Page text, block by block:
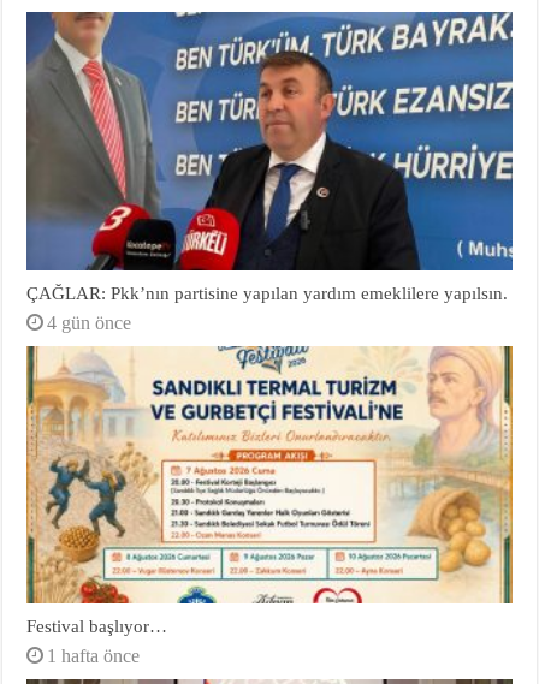
ÇAĞLAR: Pkk’nın partisine yapılan yardım emeklilere yapılsın.
4 gün önce
Festival başlıyor…
1 hafta önce